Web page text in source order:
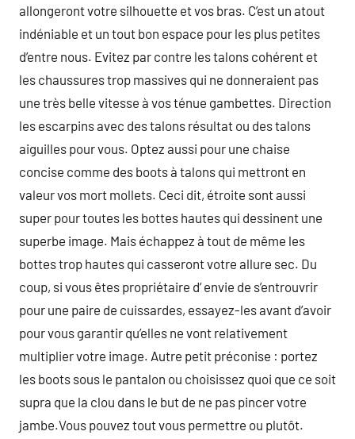
allongeront votre silhouette et vos bras. C’est un atout
indéniable et un tout bon espace pour les plus petites
d’entre nous. Evitez par contre les talons cohérent et
les chaussures trop massives qui ne donneraient pas
une très belle vitesse à vos ténue gambettes. Direction
les escarpins avec des talons résultat ou des talons
aiguilles pour vous. Optez aussi pour une chaise
concise comme des boots à talons qui mettront en
valeur vos mort mollets. Ceci dit, étroite sont aussi
super pour toutes les bottes hautes qui dessinent une
superbe image. Mais échappez à tout de même les
bottes trop hautes qui casseront votre allure sec. Du
coup, si vous êtes propriétaire d’ envie de s’entrouvrir
pour une paire de cuissardes, essayez-les avant d’avoir
pour vous garantir qu’elles ne vont relativement
multiplier votre image. Autre petit préconise : portez
les boots sous le pantalon ou choisissez quoi que ce soit
supra que la clou dans le but de ne pas pincer votre
jambe.Vous pouvez tout vous permettre ou plutôt.